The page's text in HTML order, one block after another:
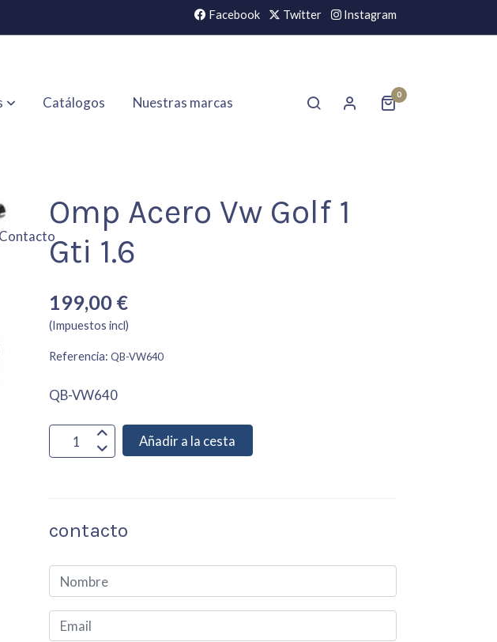
Facebook Twitter Instagram
Catálogos Nuestras marcas
Contacto
0
Omp Acero Vw Golf 1
Gti 1.6
199,00 €
(Impuestos incl)
Referencia:QB-VW640
QB-VW640
Añadir a la cesta
contacto